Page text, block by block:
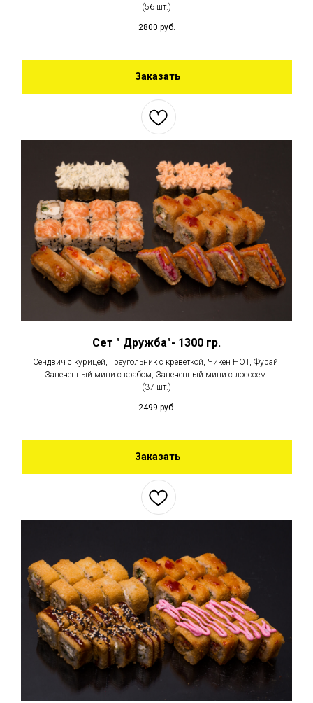
(56 шт.)
2800 руб.
Заказать
Сет " Дружба"- 1300 гр.
Сендвич с курицей, Треугольник с креветкой, Чикен HOT, Фурай,
Запеченный мини с крабом, Запеченный мини с лососем.
(37 шт.)
2499 руб.
Заказать